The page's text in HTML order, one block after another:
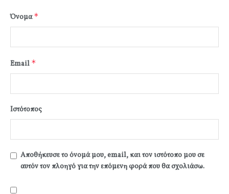
Όνομα*
Email *
Ιστότοπος
Αποθήκευσε το όνομά μου, email, και τον ιστότοπο μου σε
αυτόν τον πλοηγό για την επόμενη φορά που θα σχολιάσω.